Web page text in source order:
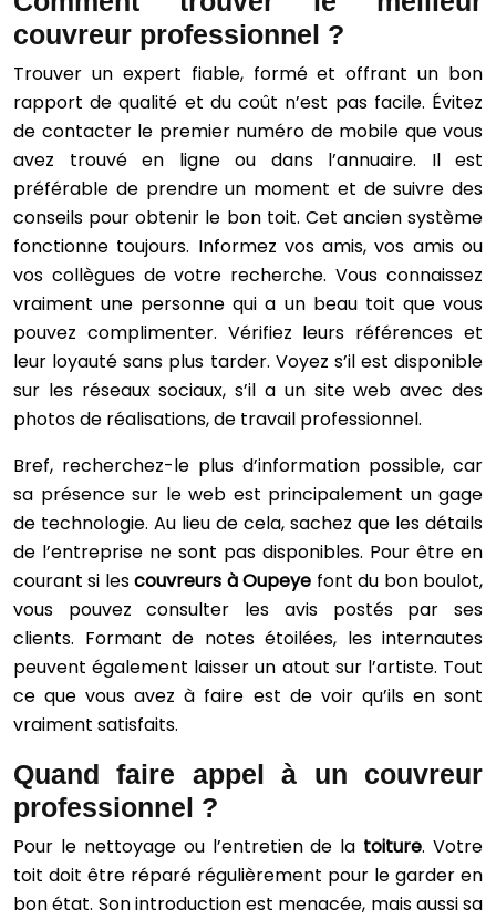
couvreur professionnel ?
Trouver un expert fiable, formé et offrant un bon
rapport de qualité et du coût n’est pas facile. Évitez
de contacter le premier numéro de mobile que vous
avez trouvé en ligne ou dans l’annuaire. Il est
préférable de prendre un moment et de suivre des
conseils pour obtenir le bon toit. Cet ancien système
fonctionne toujours. Informez vos amis, vos amis ou
vos collègues de votre recherche. Vous connaissez
vraiment une personne qui a un beau toit que vous
pouvez complimenter. Vérifiez leurs références et
leur loyauté sans plus tarder. Voyez s’il est disponible
sur les réseaux sociaux, s’il a un site web avec des
photos de réalisations, de travail professionnel.
Bref, recherchez-le plus d’information possible, car
sa présence sur le web est principalement un gage
de technologie. Au lieu de cela, sachez que les détails
de l’entreprise ne sont pas disponibles. Pour être en
courant si lescouvreurs à Oupeye font du bon boulot,
vous pouvez consulter les avis postés par ses
clients. Formant de notes étoilées, les internautes
peuvent également laisser un atout sur l’artiste. Tout
ce que vous avez à faire est de voir qu’ils en sont
vraiment satisfaits.
Quand faire appel à un couvreur
professionnel ?
Pour le nettoyage ou l’entretien de la toiture. Votre
toit doit être réparé régulièrement pour le garder en
bon état. Son introduction est menacée, mais aussi sa